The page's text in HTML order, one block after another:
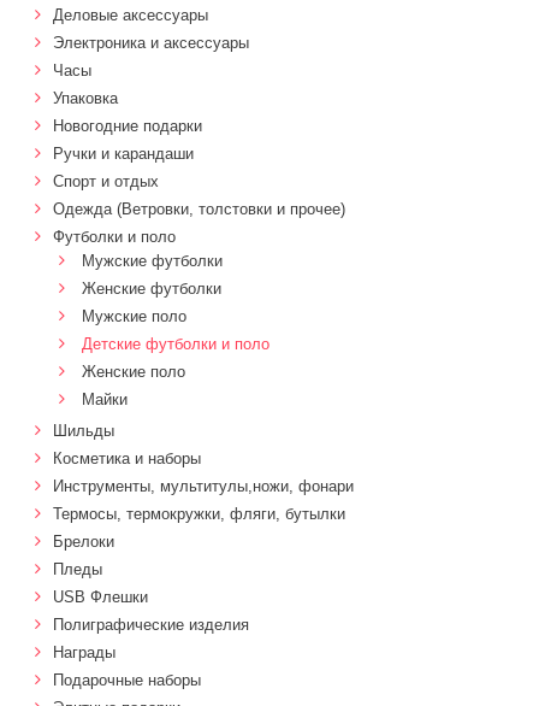
Деловые аксессуары
Электроника и аксессуары
Часы
Упаковка
Новогодние подарки
Ручки и карандаши
Спорт и отдых
Одежда (Ветровки, толстовки и прочее)
Футболки и поло
Мужские футболки
Женские футболки
Мужские поло
Детские футболки и поло
Женские поло
Майки
Шильды
Косметика и наборы
Инструменты, мультитулы,ножи, фонари
Термосы, термокружки, фляги, бутылки
Брелоки
Пледы
USB Флешки
Полиграфические изделия
Награды
Подарочные наборы